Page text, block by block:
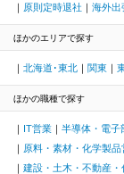
原則定時退社
海外出
ほかのエリアで探す
北海道･東北 関東
ほかの職種で探す
IT営業
半導体・電子
原料・素材・化学製品
建設・土木・不動産・